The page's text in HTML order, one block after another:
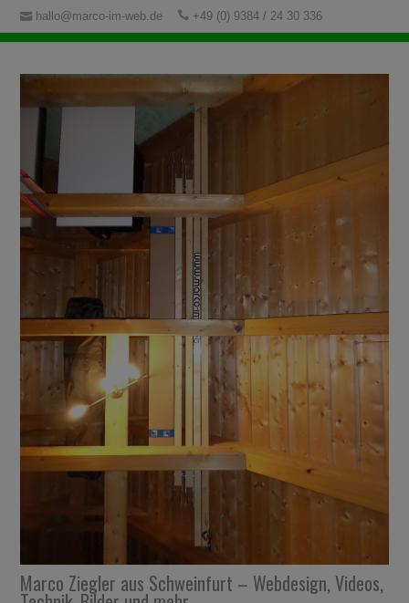
hallo@marco-im-web.de +49 (0) 9384 / 24 30 336
Marco Ziegler aus Schweinfurt – Webdesign, Videos,